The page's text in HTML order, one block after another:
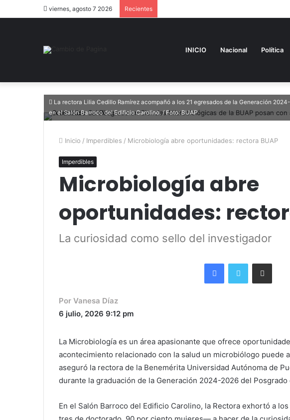
viernes, agosto 7 2026 Recientes
INICIO Nacional Política
La rectora Lilia Cedillo Ramírez acompañó a los 21 egresados de la Generación
en el Salón Barroco del Edificio Carolino. / Foto: BUAP
Inicio / Imperdibles / Microbiología abre oportunidades: rectora BUAP
Imperdibles
Microbiología abre
oportunidades:
La curiosidad como sello del investigador
FacebookTwitter Share via Email
Por Vanesa Díaz
6 julio, 2026 9:12 pm
La Microbiología es un área apasionante que ofrece
acontecimiento relacionado con la salud un microbiólogo puede
aseguró la rectora de la Benemérita Universidad Autónoma de
durante la graduación de la Generación 2024-2026 del
En el Salón Barroco del Edificio Carolino, la Rectora exhortó a